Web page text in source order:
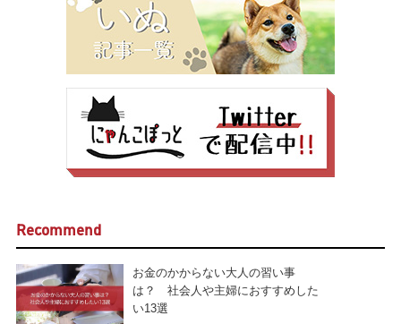
Recommend
お金のかからない大人の習い事
は？ 社会人や主婦におすすめした
い13選